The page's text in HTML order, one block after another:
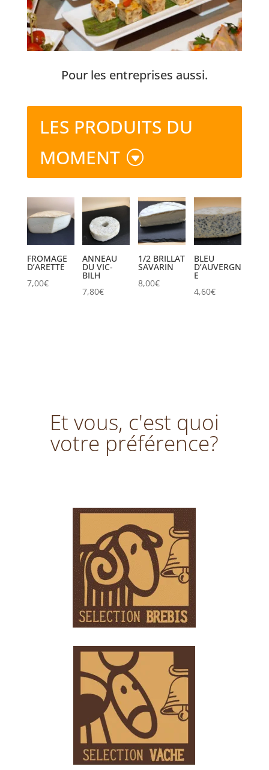
Pour les entreprises aussi.
LES PRODUITS DU
MOMENT
FROMAGE
D’ARETTE
7,00€
ANNEAU
DU VIC-
BILH
7,80€
1/2 BRILLAT
SAVARIN
8,00€
BLEU
D’AUVERGN
E
4,60€
Et vous, c'est quoi
votre préférence?